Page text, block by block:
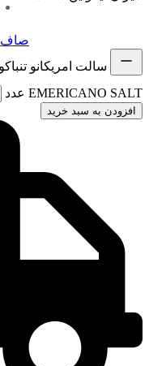
صاف
EMERICANO SALT عدد
افزودن به سبد خرید